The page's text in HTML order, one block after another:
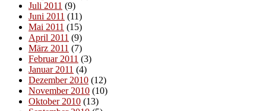
Juli 2011 (9)
Juni 2011 (11)
Mai 2011 (15)
April 2011 (9)
März 2011 (7)
Februar 2011 (3)
Januar 2011 (4)
Dezember 2010 (12)
November 2010 (10)
Oktober 2010 (13)